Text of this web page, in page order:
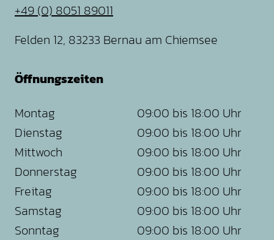
+49 (0) 8051 89011
Felden 12, 83233 Bernau am Chiemsee
Öffnungszeiten
Montag
Dienstag
Mittwoch
Donnerstag
Freitag
Samstag
Sonntag
09:00 bis 18:00 Uhr
09:00 bis 18:00 Uhr
09:00 bis 18:00 Uhr
09:00 bis 18:00 Uhr
09:00 bis 18:00 Uhr
09:00 bis 18:00 Uhr
09:00 bis 18:00 Uhr